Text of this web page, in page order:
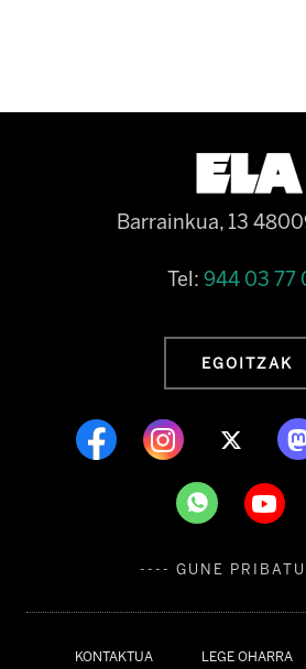
KONTAKTUA LEGE OHARRA
Barrainkua, 13
Tel: 944 03 77
EGOITZAK
---- GUNE